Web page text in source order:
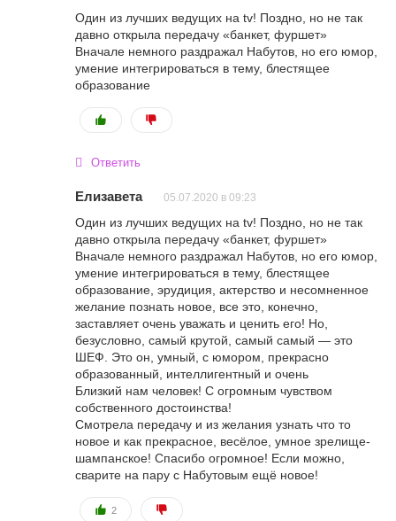
Один из лучших ведущих на tv! Поздно, но не так
давно открыла передачу «банкет, фуршет»
Вначале немного раздражал Набутов, но его юмор,
умение интегрироваться в тему, блестящее
образование
Ответить
Елизавета 05.07.2020 в 09:23
Один из лучших ведущих на tv! Поздно, но не так
давно открыла передачу «банкет, фуршет»
Вначале немного раздражал Набутов, но его юмор,
умение интегрироваться в тему, блестящее
образование, эрудиция, актерство и несомненное
желание познать новое, все это, конечно,
заставляет очень уважать и ценить его! Но,
безусловно, самый крутой, самый самый — это
ШЕФ. Это он, умный, с юмором, прекрасно
образованный, интеллигентный и очень
Близкий нам человек! С огромным чувством
собственного достоинства!
Смотрела передачу и из желания узнать что то
новое и как прекрасное, весёлое, умное зрелище-
шампанское! Спасибо огромное! Если можно,
сварите на пару с Набутовым ещё новое!
2